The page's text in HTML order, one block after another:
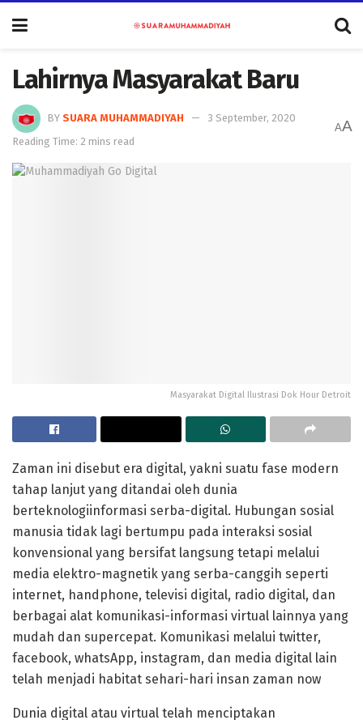
Lahirnya Masyarakat Baru
BY SUARA MUHAMMADIYAH
3 September, 2020
Reading Time: 2 mins read
AA
Masyarakat Digital Ilustrasi Dok Hour Detroit
Zaman ini disebut era digital, yakni suatu fase modern
tahap lanjut yang ditandai oleh dunia
berteknologiinformasi serba-digital. Hubungan sosial
manusia tidak lagi bertumpu pada interaksi sosial
konvensional yang bersifat langsung tetapi melalui
media elektro-magnetik yang serba-canggih seperti
internet, handphone, televisi digital, radio digital, dan
berbagai alat komunikasi-informasi virtual lainnya yang
mudah dan supercepat. Komunikasi melalui twitter,
facebook, whatsApp, instagram, dan media digital lain
telah menjadi habitat sehari-hari insan zaman now
Dunia digital atau virtual telah menciptakan